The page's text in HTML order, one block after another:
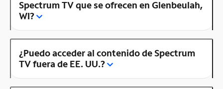
Spectrum TV que se ofrecen en Glenbeulah,
WI?
¿Puedo acceder al contenido de Spectrum
TV fuera de EE. UU.?